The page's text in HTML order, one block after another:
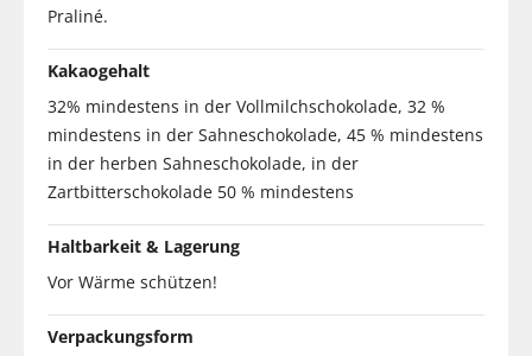
Praliné.
Kakaogehalt
32% mindestens in der Vollmilchschokolade, 32 %
mindestens in der Sahneschokolade, 45 % mindestens
in der herben Sahneschokolade, in der
Zartbitterschokolade 50 % mindestens
Haltbarkeit & Lagerung
Vor Wärme schützen!
Verpackungsform